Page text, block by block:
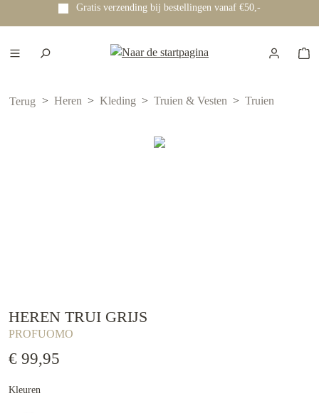
hoofdinhoud
Gratis verzending bij bestellingen vanaf €50,-
Terug Heren Kleding Truien & Vesten Truien
HEREN TRUI GRIJS
PROFUOMO
€ 99,95
Kleuren